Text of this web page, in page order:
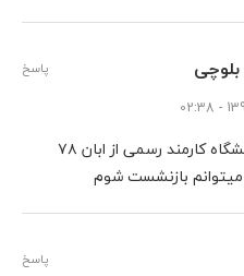
کاردان ازمایشگاه کارمند رسمی از ابان ۷۸
میتوانم بازنشست شوم
پاسخ
پاسخ